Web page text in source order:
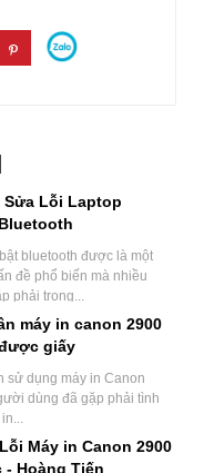
Sửa Lỗi Laptop
bluetooth được là một
đề phổ biến mà nhiều
phải trong...
máy in canon 2900
giấy
sử dụng máy in Canon
dùng đã gặp phải tình
Máy in Canon 2900
- Hoàng Tiến